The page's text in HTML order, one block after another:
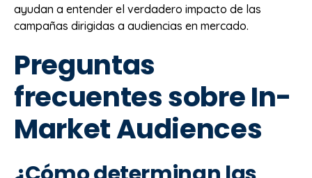
ayudan a entender el verdadero impacto de las
campañas dirigidas a audiencias en mercado.
Preguntas
frecuentes sobre In-
Market Audiences